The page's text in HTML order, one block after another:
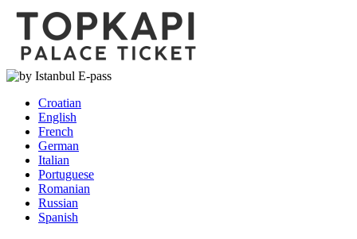
Croatian
English
French
German
Italian
Portuguese
Romanian
Russian
Spanish